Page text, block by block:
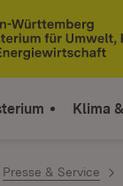
Klima
Presse & Service